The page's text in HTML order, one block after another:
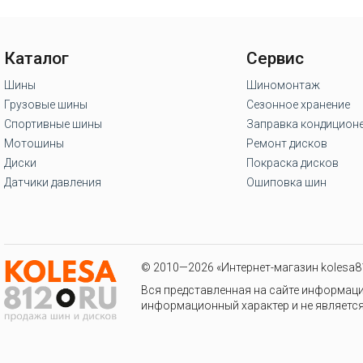
Каталог
Шины
Грузовые шины
Спортивные шины
Мотошины
Диски
Датчики давления
Сервис
Шиномонтаж
Сезонное хранение
Заправка
Ремонт дисков
Покраска дисков
Ошиповка шин
© 2010—2026 «Интернет-магазин
Вся представленная на сайте
информационный характер и не